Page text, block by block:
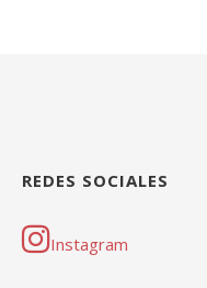
REDES SOCIALES
Instagram